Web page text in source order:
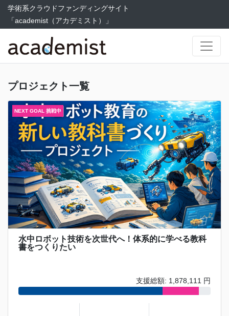
学術系クラウドファンディングサイト
「academist（アカデミスト）」
プロジェクト一覧
水中ロボット技術を次世代へ！体系的に学べる教科
書をつくりたい
支援総額: 1,878,111 円